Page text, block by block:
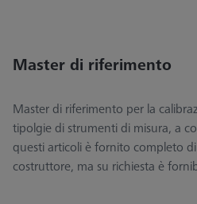
Master di riferimento
Master di riferimento per la
tipolgie di strumenti di misura, a
questi articoli è fornito completo
costruttore, ma su richiesta è